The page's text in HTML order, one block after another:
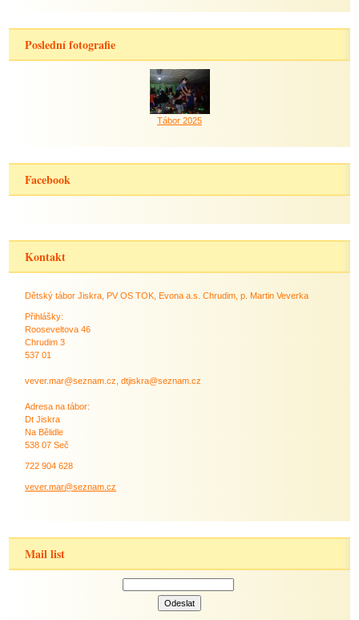
Poslední fotografie
Tábor 2025
Facebook
Kontakt
Dětský tábor Jiskra, PV OS TOK, Evona a.s. Chrudim, p. Martin Veverka
Přihlášky:
Rooseveltova 46
Chrudim 3
537 01
vever.mar@seznam.cz, dtjiskra@seznam.cz
Adresa na tábor:
Dt Jiskra
Na Bělidle
538 07 Seč
722 904 628
vever.mar@seznam.cz
Mail list